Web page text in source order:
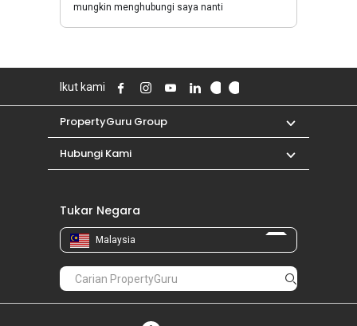
mungkin menghubungi saya nanti
Ikut kami
PropertyGuru Group
Hubungi Kami
Tukar Negara
Malaysia